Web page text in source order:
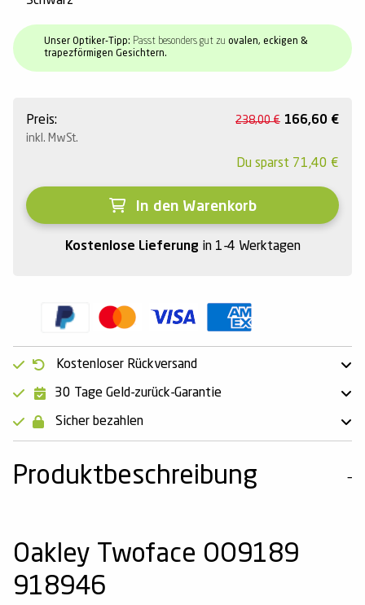
Unser Optiker-Tipp: Passt besonders gut zu ovalen, eckigen &
trapezförmigen Gesichtern.
Preis:
inkl. MwSt.
238,00€ 166,60 €
Du sparst 71,40 €
In den Warenkorb
Kostenlose Lieferung in 1-4 Werktagen
Kostenloser Rückversand
30 Tage Geld-zurück-Garantie
Sicher bezahlen
Produktbeschreibung
Oakley Twoface OO9189
918946